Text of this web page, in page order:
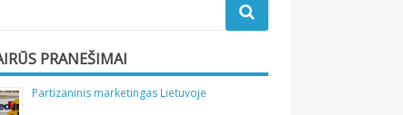
PRANEŠIMAI
Partizaninis marketingas Lietuvoje